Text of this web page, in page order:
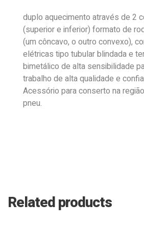
duplo aquecimento através de 2
(superior e inferior) formato de
(um côncavo, o outro convexo),
elétricas tipo tubular blindada e
bimetálico de alta sensibilidade
trabalho de alta qualidade e
Acessório para conserto na
pneu.
Related products